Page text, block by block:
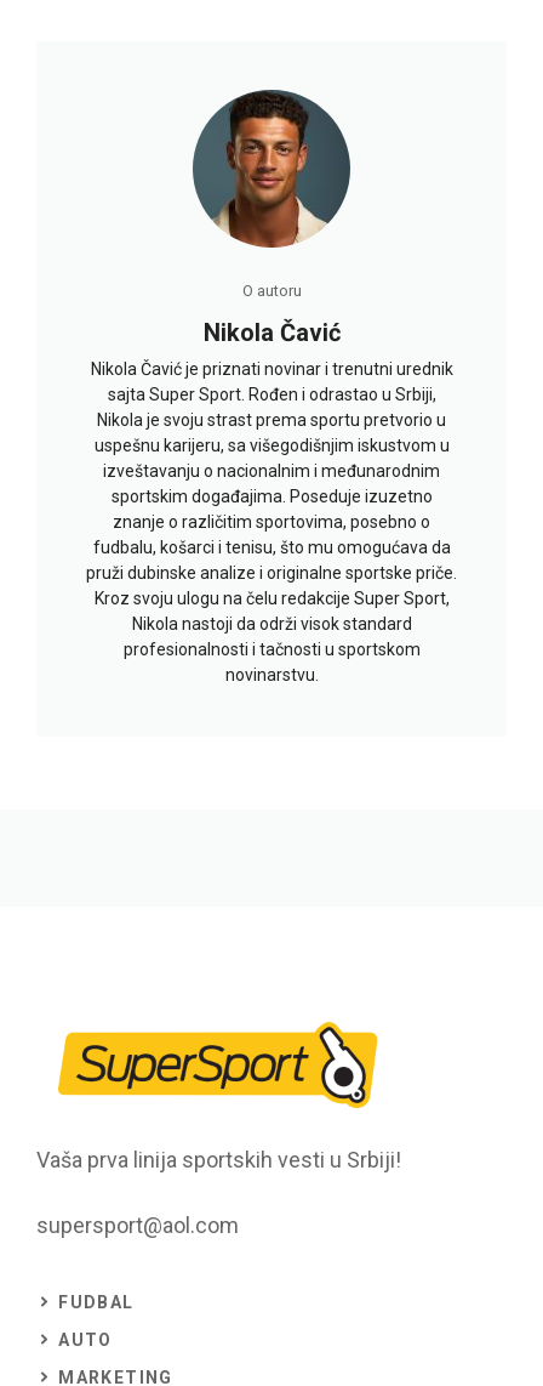
O autoru
Nikola Čavić
Nikola Čavić je priznati novinar i trenutni urednik
sajta Super Sport. Rođen i odrastao u Srbiji,
Nikola je svoju strast prema sportu pretvorio u
uspešnu karijeru, sa višegodišnjim iskustvom u
izveštavanju o nacionalnim i međunarodnim
sportskim događajima. Poseduje izuzetno
znanje o različitim sportovima, posebno o
fudbalu, košarci i tenisu, što mu omogućava da
pruži dubinske analize i originalne sportske priče.
Kroz svoju ulogu na čelu redakcije Super Sport,
Nikola nastoji da održi visok standard
profesionalnosti i tačnosti u sportskom
novinarstvu.
Vaša prva linija sportskih vesti u Srbiji!
supersport@aol.com
FUDBAL
AUTO
MARKETING